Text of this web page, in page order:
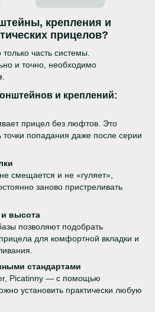
крепления и
прицелов?
часть системы.
и точно, необходимо
и креплений:
прицел без люфтов. Это
точки попадания даже после серии
смещается и не «гуляет»,
заново пристреливать
и высота
позволяют подобрать
для комфортной вкладки и
стандартами
Picatinny — с помощью
установить практически любую